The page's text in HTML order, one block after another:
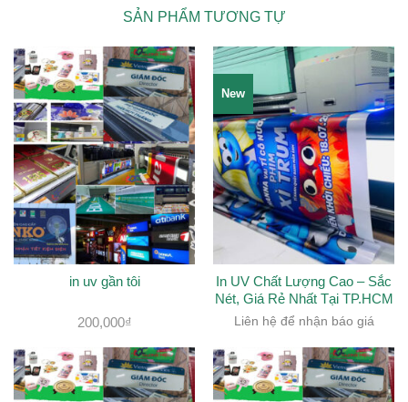
SẢN PHẨM TƯƠNG TỰ
in uv gần tôi
200,000₫
New
In UV Chất Lượng Cao – Sắc
Nét, Giá Rẻ Nhất Tại TP.HCM
Liên hệ để nhận báo giá